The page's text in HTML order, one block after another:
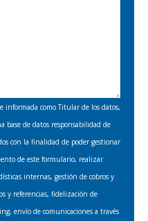
informada como Titular de los datos,
base de datos responsabilidad de
con la finalidad de poder gestionar
de este formulario, realizar
internas, gestión de cobros y
y referencias, fidelización de
envío de comunicaciones a través